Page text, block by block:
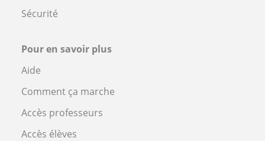
Sécurité
Pour en savoir plus
Aide
Comment ça marche
Accès professeurs
Accès élèves